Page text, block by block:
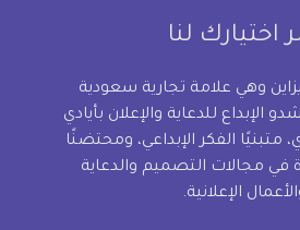
اختيارك لنا
وهي علامة تجارية سعودية
الإبداع للدعاية والإعلان بأيادي
الفكر الإبداعي، ومحتضنًا
في مجالات التصميم والدعاية
الإعلانية.